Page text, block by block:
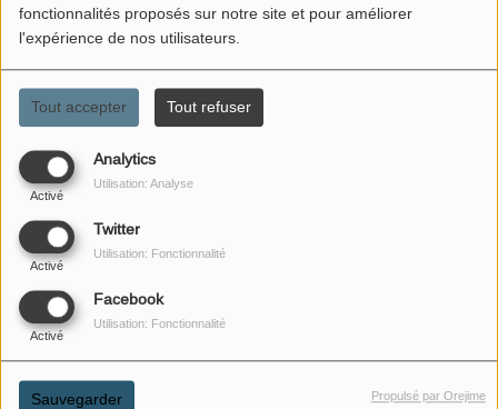
fonctionnalités proposés sur notre site et pour améliorer
l'expérience de nos utilisateurs.
Tout accepter Tout refuser
Analytics
Activé
Utilisation: Analyse
Twitter
Activé
Utilisation: Fonctionnalité
Facebook
Activé
Utilisation: Fonctionnalité
Sauvegarder Propulsé par Orejime
01 FÉVRIER 2022
ÉCOUTER LE PODCAST
Être végétarien (Kylian)